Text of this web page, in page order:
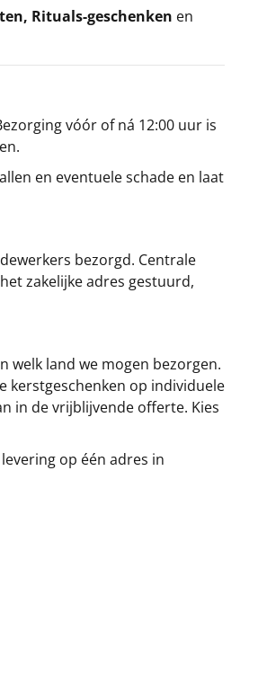
, Rituals-geschenken en
vóór of ná 12:00 uur is
en eventuele schade en laat
bezorgd. Centrale
zakelijke adres gestuurd,
welk land we mogen bezorgen.
kerstgeschenken op individuele
in de vrijblijvende offerte. Kies
op één adres in